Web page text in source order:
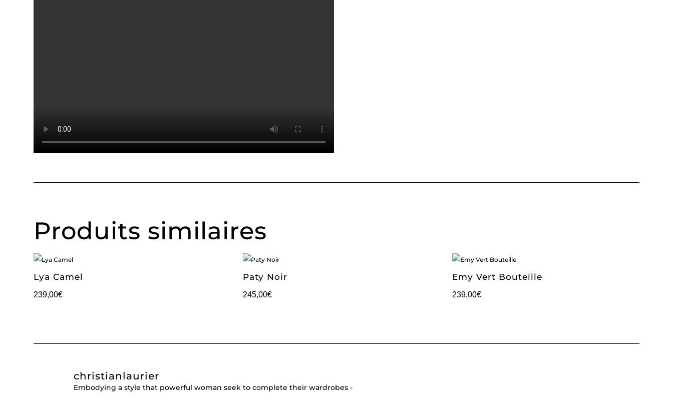
Produits similaires
Lya Camel
239,00€
Paty Noir
245,00€
Emy Vert Bouteille
239,00€
christianlaurier
Embodying a style that powerful woman seek to complete their wardrobes -